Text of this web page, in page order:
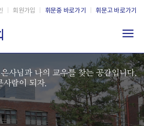
회원가입 휘문중 바로가기 휘문고 바로가기
사님과 나의 교우를 찾는 공간입니다.
사람이 되자.